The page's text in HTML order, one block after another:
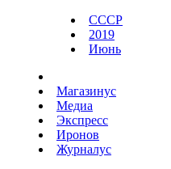
СССР
2019
Июнь
Магазинус
Медиа
Экспресс
Иронов
Журналус